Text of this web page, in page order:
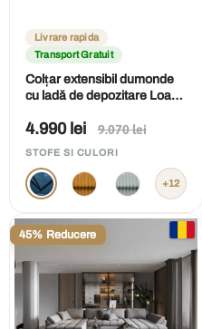
Livrare rapida
Transport Gratuit
Colțar extensibil dumonde
cu ladă de depozitare Loana
Preț
de
vânzare
4.990 lei
Preț
9.070 lei
STOFE SI CULORI
+12
45% Reducere